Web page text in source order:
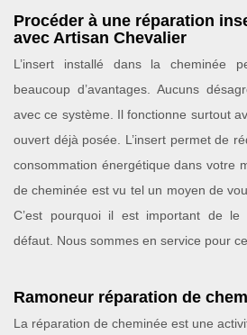
Procéder à une réparation
avec Artisan Chevalier
L’insert installé dans la cheminée
beaucoup d’avantages. Aucuns
avec ce système. Il fonctionne surtout
ouvert déjà posée. L’insert permet de
consommation énergétique dans votre
de cheminée est vu tel un moyen de
C’est pourquoi il est important de
défaut. Nous sommes en service pour
Ramoneur réparation de
La réparation de cheminée est une